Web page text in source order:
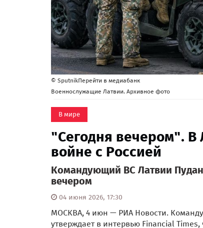
© SputnikПерейти в медиабанк
Военнослужащие Латвии. Архивное фото
В мире
"Сегодня вечером". В
войне с Россией
Командующий ВС Латвии
вечером
04 июня 2026, 17:30
МОСКВА, 4 июн — РИА Новости.
утверждает в интервью Financial